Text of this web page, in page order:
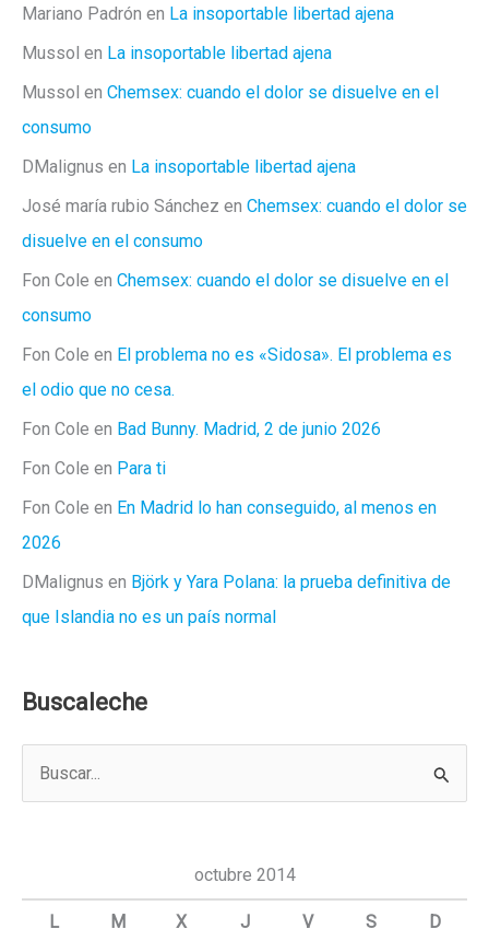
Mariano Padrón en La insoportable libertad ajena
Mussol en La insoportable libertad ajena
Mussol en Chemsex: cuando el dolor se disuelve en el
consumo
DMalignus en La insoportable libertad ajena
José maría rubio Sánchez en Chemsex: cuando el dolor se
disuelve en el consumo
Fon Cole en Chemsex: cuando el dolor se disuelve en el
consumo
Fon Cole en El problema no es «Sidosa». El problema es
el odio que no cesa.
Fon Cole en Bad Bunny. Madrid, 2 de junio 2026
Fon Cole en Para ti
Fon Cole en En Madrid lo han conseguido, al menos en
2026
DMalignus en Björk y Yara Polana: la prueba definitiva de
que Islandia no es un país normal
Buscaleche
a
octubre 2014
L M X J V S D